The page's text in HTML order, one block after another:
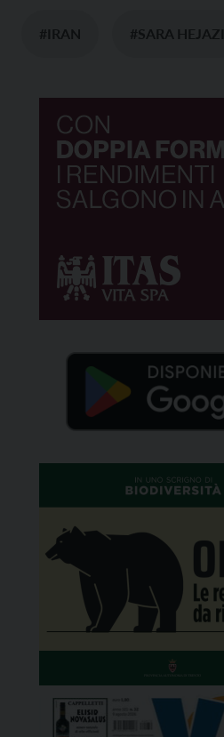
#IRAN #SARA HEJAZI